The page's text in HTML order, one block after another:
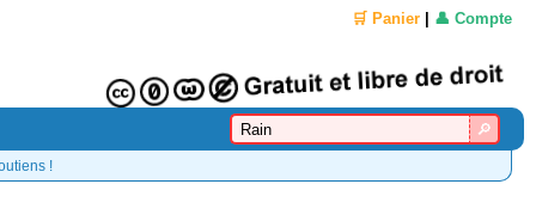
🛒 Panier 👤 Compte
!